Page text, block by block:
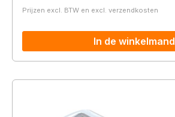
Prijzen excl. BTW en excl. verzendkosten
In de winkelmand